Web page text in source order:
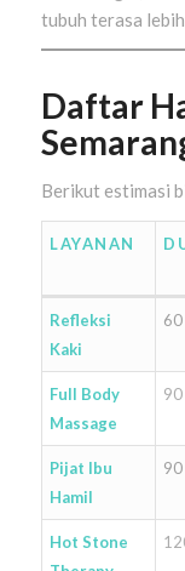
tubuh terasa
Daftar
Berikut estimasi
LAYANAN
Refleksi
Kaki
Full Body
Massage
Pijat Ibu
Hamil
Hot Stone